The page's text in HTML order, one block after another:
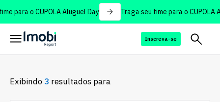
para o CUPOLA Aluguel Day Traga seu time para o CUPOLA
Inscreva-se
Exibindo 3 resultados para